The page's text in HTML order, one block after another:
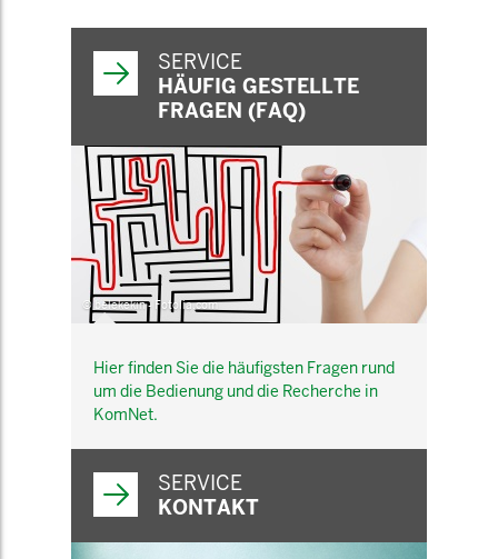
SERVICE
HÄUFIG GESTELLTE
FRAGEN (FAQ)
© belekekin - Fotolia.com
Hier finden Sie die häufigsten Fragen rund
um die Bedienung und die Recherche in
KomNet.
SERVICE
KONTAKT